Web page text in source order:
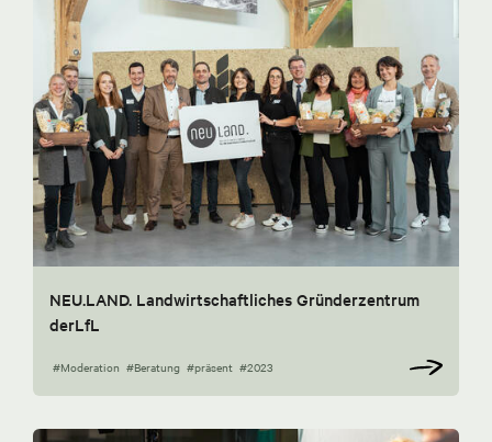
NEU.LAND. Landwirtschaftliches Gründerzentrum
derLfL
#Moderation #Beratung #präsent #2023